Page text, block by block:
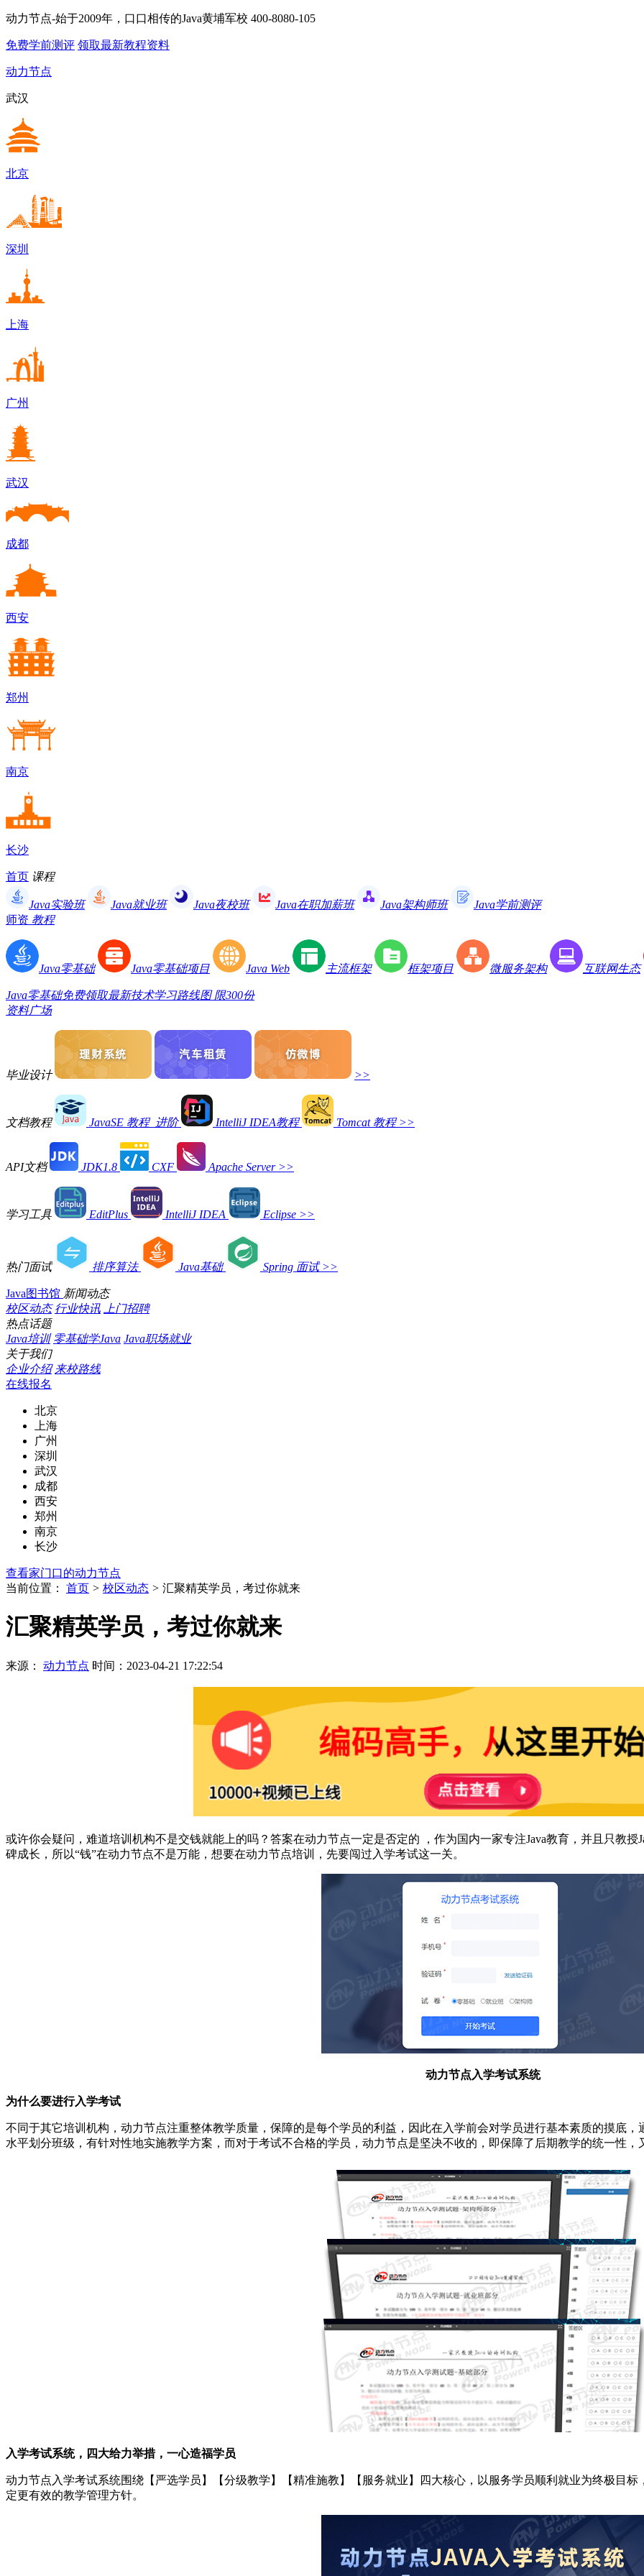
动力节点-始于2009年，口口相传的Java黄埔军校 400-8080-105
免费学前测评 领取最新教程资料
动力节点
武汉
北京
深圳
上海
广州
武汉
成都
西安
郑州
南京
长沙
首页 课程
Java实验班 Java就业班 Java夜校班 Java在职加薪班 Java架构师班
Java学前测评
师资 教程
Java零基础 Java零基础项目 Java Web 主流框架 框架项目 微服务架构 互联网生态
Java零基础免费领取最新技术学习路线图 限300份
资料广场
毕业设计 >>
文档教程 JavaSE 教程_进阶 IntelliJ IDEA教程 Tomcat 教程 >>
API文档 JDK1.8 CXF Apache Server >>
学习工具 EditPlus IntelliJ IDEA Eclipse >>
热门面试 排序算法 Java基础 Spring 面试 >>
Java图书馆 新闻动态
校区动态 行业快讯
上门招聘
热点话题
Java培训 零基础学Java Java职场就业
关于我们
企业介绍 来校路线
在线报名
北京
上海
广州
深圳
武汉
成都
西安
郑州
南京
长沙
查看家门口的动力节点
当前位置：
首页 > 校区动态 > 汇聚精英学员，考过你就来
汇聚精英学员，考过你就来
来源： 动力节点 时间：2023-04-21 17:22:54
或许你会疑问，难道培训机构不是交钱就能上的吗？答案在动力节点一定是否定的 ，作为国内一家专注Java教育，并且只教
碑成长，所以“钱”在动力节点不是万能，想要在动力节点培训，先要闯过入学考试这一关。
动力节点入学考试系统
为什么要进行入学考试
不同于其它培训机构，动力节点注重整体教学质量，保障的是每个学员的利益，因此在入学前会对学员进行基本素质的摸底
水平划分班级，有针对性地实施教学方案，而对于考试不合格的学员，动力节点是坚决不收的，即保障了后期教学的统一性，
入学考试系统，四大给力举措，一心造福学员
动力节点入学考试系统围绕【严选学员】【分级教学】【精准施教】【服务就业】四大核心，以服务学员顺利就业为终极目
定更有效的教学管理方针。